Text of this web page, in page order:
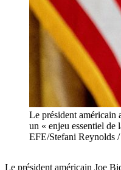
Le président américain
un « enjeu essentiel
EFE/Stefani Reynolds
Le président américain Joe